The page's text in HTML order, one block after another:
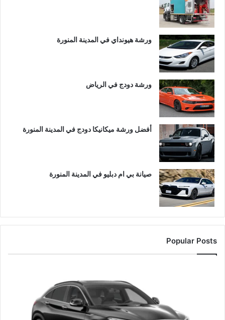
ورشة هيونداي في المدينة المنورة
ورشة دودج في الرياض
أفضل ورشة ميكانيكا دودج في المدينة المنورة
صيانة بي ام دبليو في المدينة المنورة
Popular Posts